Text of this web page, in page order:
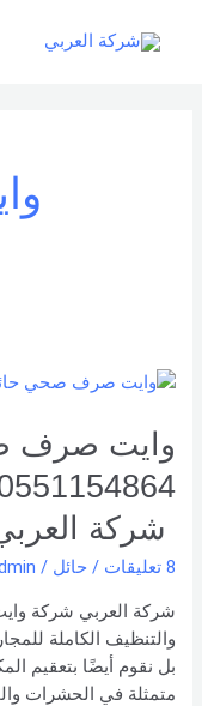
وايت صرف
شركة
8 تعليقات / حائل /
شركة العربي شركة
والتنظيف الكاملة
بل نقوم أيضًا بتعقيم
متمثلة في الحشرات
وايت
صحي
حائل
–
0551154864
اتصل
بنا –
شركة العربي